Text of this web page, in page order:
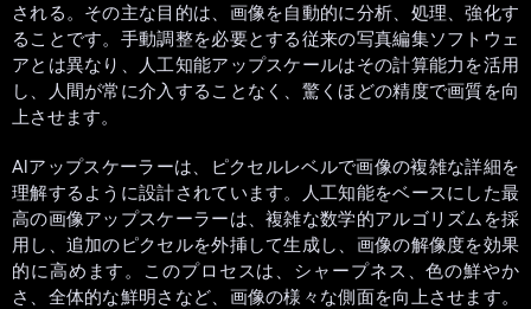
される。その主な目的は、画像を自動的に分析、処理、強化す
ることです。手動調整を必要とする従来の写真編集ソフトウェ
アとは異なり、人工知能アップスケールはその計算能力を活用
し、人間が常に介入することなく、驚くほどの精度で画質を向
上させます。
AIアップスケーラーは、ピクセルレベルで画像の複雑な詳細を
理解するように設計されています。人工知能をベースにした最
高の画像アップスケーラーは、複雑な数学的アルゴリズムを採
用し、追加のピクセルを外挿して生成し、画像の解像度を効果
的に高めます。このプロセスは、シャープネス、色の鮮やか
さ、全体的な鮮明さなど、画像の様々な側面を向上させます。